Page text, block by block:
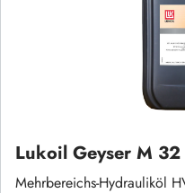
Lukoil Geyser M 32
Mehrbereichs-Hydrauliköl